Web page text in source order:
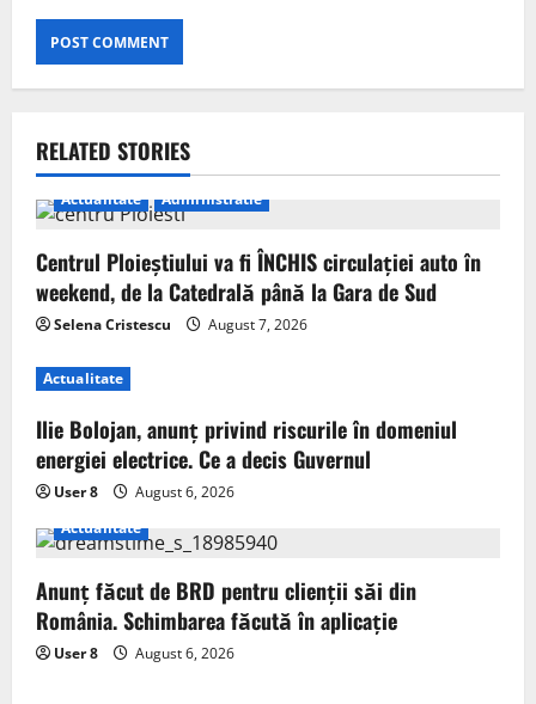
RELATED STORIES
Actualitate Administratie
Centrul Ploieștiului va fi ÎNCHIS circulației auto în
weekend, de la Catedrală până la Gara de Sud
Selena Cristescu August 7, 2026
Actualitate
Ilie Bolojan, anunț privind riscurile în domeniul
energiei electrice. Ce a decis Guvernul
User 8
August 6, 2026
Actualitate
Anunț făcut de BRD pentru clienții săi din
România. Schimbarea făcută în aplicație
User 8 August 6, 2026